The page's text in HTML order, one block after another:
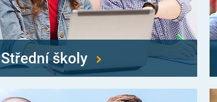
Střední školy